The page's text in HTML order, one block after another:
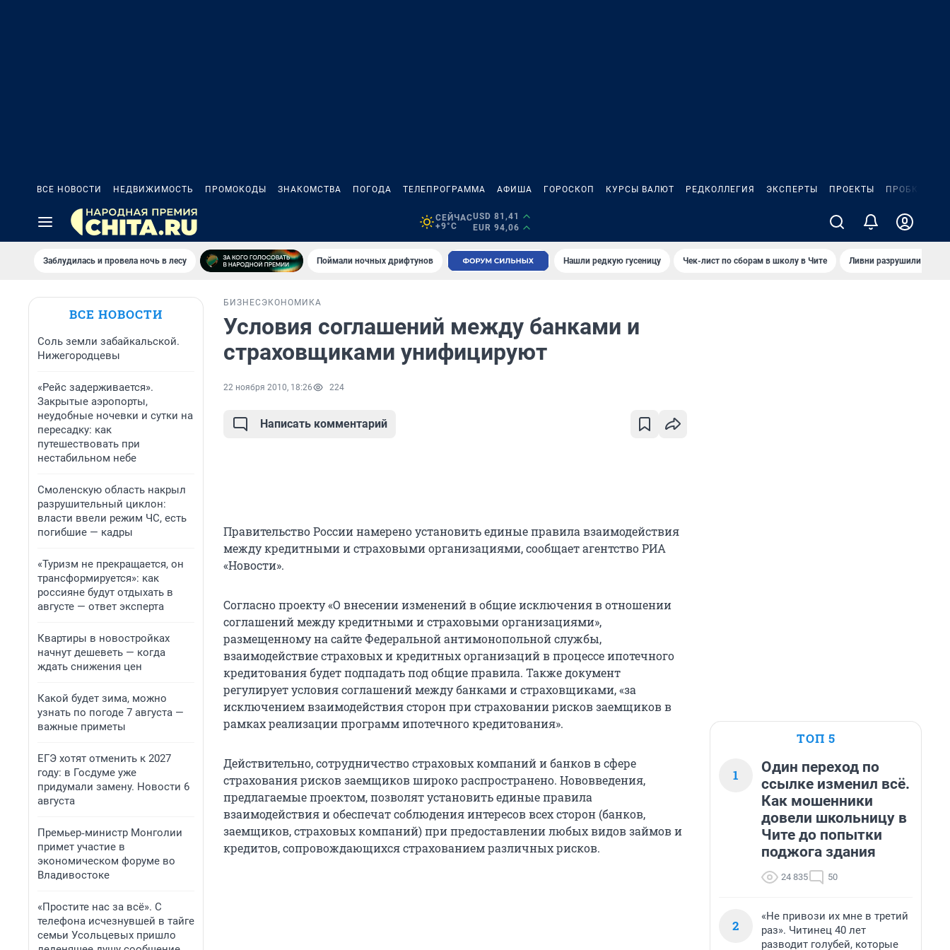
ВСЕ НОВОСТИ НЕДВИЖИМОСТЬ ПРОМОКОДЫ ЗНАКОМСТВА ПОГОДА ТЕЛЕПРОГРАММА АФИША ГОРОСКОП КУРСЫ ВАЛЮТ РЕДКОЛЛЕГИЯ ЭКСПЕРТЫ ПРОЕКТЫ ПРОБКИ
СЕЙЧАС
+9°C
USD 81,41
EUR 94,06
Заблудилась и провела ночь в лесу Поймали ночных дрифтунов Нашли редкую гусеницу Чек-лист по сборам в школу в Чите Ливни разрушили
ВСЕ НОВОСТИ
Соль земли забайкальской.
Нижегородцевы
«Рейс задерживается».
Закрытые аэропорты,
неудобные ночевки и сутки на
пересадку: как
путешествовать при
нестабильном небе
Смоленскую область накрыл
разрушительный циклон:
власти ввели режим ЧС, есть
погибшие — кадры
«Туризм не прекращается, он
трансформируется»: как
россияне будут отдыхать в
августе — ответ эксперта
Квартиры в новостройках
начнут дешеветь — когда
ждать снижения цен
Какой будет зима, можно
узнать по погоде 7 августа —
важные приметы
ЕГЭ хотят отменить к 2027
году: в Госдуме уже
придумали замену. Новости 6
августа
Премьер‑министр Монголии
примет участие в
экономическом форуме во
Владивостоке
«Простите нас за всё». С
телефона исчезнувшей в тайге
семьи Усольцевых пришло
БИЗНЕС ЭКОНОМИКА
Условия соглашений между банками и
страховщиками унифицируют
22 ноября 2010, 18:26 224
Написать комментарий
Правительство России намерено установить единые правила взаимодействия
между кредитными и страховыми организациями, сообщает агентство РИА
«Новости».
Согласно проекту «О внесении изменений в общие исключения в отношении
соглашений между кредитными и страховыми организациями»,
размещенному на сайте Федеральной антимонопольной службы,
взаимодействие страховых и кредитных организаций в процессе ипотечного
кредитования будет подпадать под общие правила. Также документ
регулирует условия соглашений между банками и страховщиками, «за
исключением взаимодействия сторон при страховании рисков заемщиков в
рамках реализации программ ипотечного кредитования».
Действительно, сотрудничество страховых компаний и банков в сфере
страхования рисков заемщиков широко распространено. Нововведения,
предлагаемые проектом, позволят установить единые правила
взаимодействия и обеспечат соблюдения интересов всех сторон (банков,
заемщиков, страховых компаний) при предоставлении любых видов займов и
кредитов, сопровождающихся страхованием различных рисков.
ТОП 5
1
Один переход по
ссылке изменил всё.
Как мошенники
довели школьницу в
Чите до попытки
поджога здания
24 835 50
2
«Не привози их мне в третий
раз». Читинец 40 лет
разводит голубей, которые